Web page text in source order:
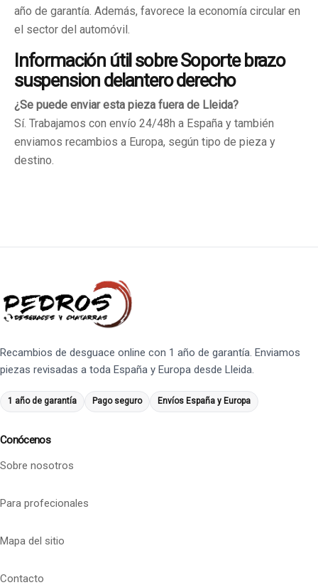
año de garantía. Además, favorece la economía circular en
el sector del automóvil.
Información útil sobre Soporte brazo
suspension delantero derecho
¿Se puede enviar esta pieza fuera de Lleida?
Sí. Trabajamos con envío 24/48h a España y también
enviamos recambios a Europa, según tipo de pieza y
destino.
Recambios de desguace online con 1 año de garantía. Enviamos
piezas revisadas a toda España y Europa desde Lleida.
1 año de garantía Pago seguro Envíos España y Europa
Conócenos
Sobre nosotros
Para profecionales
Mapa del sitio
Contacto